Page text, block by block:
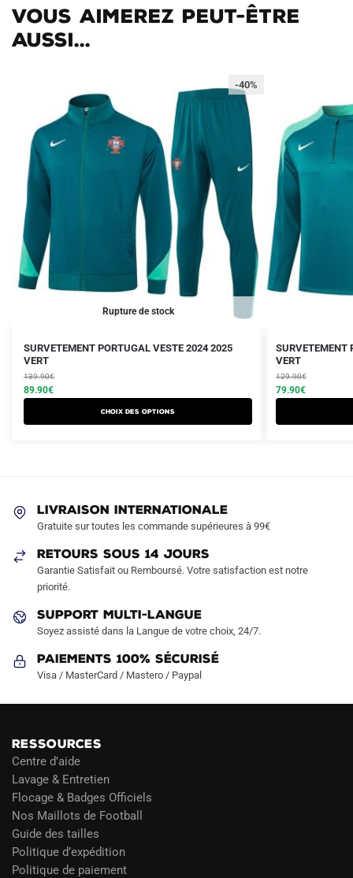
Vous aimerez peut-être
aussi...
Rupture de stock
-40%
SURVETEMENT PORTUGAL VESTE 2024 2025
VERT
139.90€
Le
prix
initial
était :
89.90€
Le
prix
actuel
est :
Choix des options
Ce
produit
a
plusieurs
variations.
choisies
la
page
produit
SURVETEMENT
VERT
129.90€
Le
prix
initial
était :
79.90€
Le
prix
actuel
est :
Ce
produit
a
plusieurs
variations.
page
LIVRAISON INTERNATIONALE
Gratuite sur toutes les commande supérieures à 99€
RETOURS SOUS 14 JOURS
Garantie Satisfait ou Remboursé. Votre satisfaction est notre
priorité.
SUPPORT MULTI-LANGUE
Soyez assisté dans la Langue de votre choix, 24/7.
Paiements 100% Sécurisé
Visa / MasterCard / Mastero / Paypal
RESSOURCES
Centre d’aide
Lavage & Entretien
Flocage & Badges Officiels
Nos Maillots de Football
Guide des tailles
Politique d’expédition
Politique de paiement